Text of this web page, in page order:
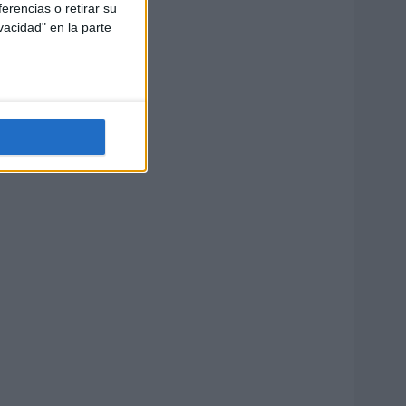
o retirar su
en la parte